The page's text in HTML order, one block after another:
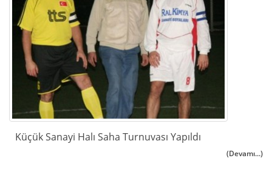
Küçük Sanayi Halı Saha Turnuvası Yapıldı
(Devamı...)